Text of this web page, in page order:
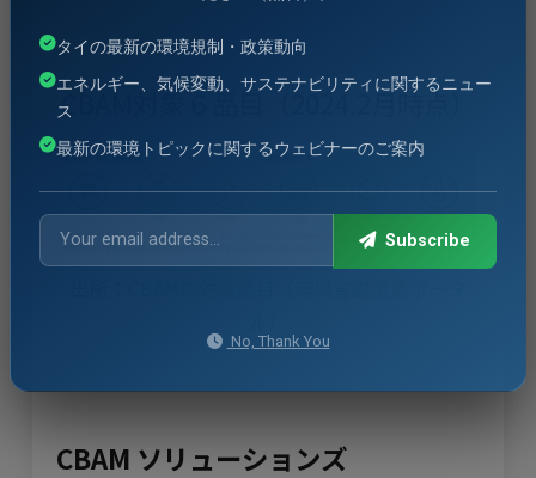
CBAM対象６品目（2024.2月時点）
CBAM ソリューションズ
タイの最新の環境規制・政策動向
エネルギー、気候変動、サステナビリティに関するニュー
ス
最新の環境トピックに関するウェビナーのご案内
Subscribe
No, Thank You